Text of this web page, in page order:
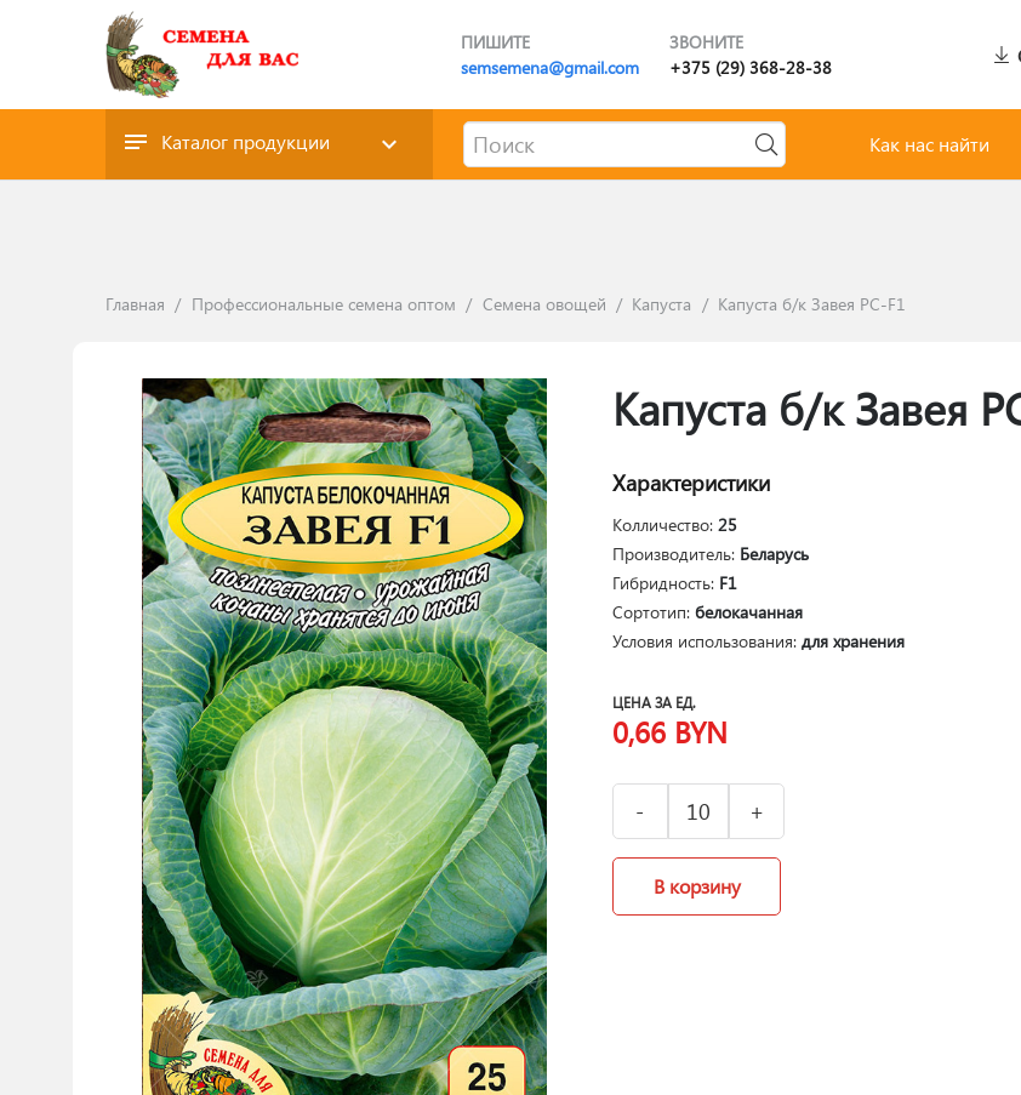
ПИШИТЕ
semsemena@gmail.com
ЗВОНИТЕ
+375 (29) 368-28-38
Каталог продукции Как нас найти
Главная / Профессиональные семена оптом / Семена овощей / Капуста / Капуста б/к Завея РС-F1
Капуста б/к Завея
Характеристики
Колличество: 25
Производитель: Беларусь
Гибридность: F1
Сортотип: белокачанная
Условия использования: для хранения
ЦЕНА ЗА ЕД.
0,66 BYN
В корзину